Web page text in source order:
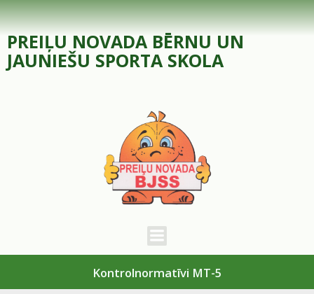
Skip
to
content
PREIĻU NOVADA BĒRNU UN
JAUNIEŠU SPORTA SKOLA
Kontrolnormatīvi MT-5